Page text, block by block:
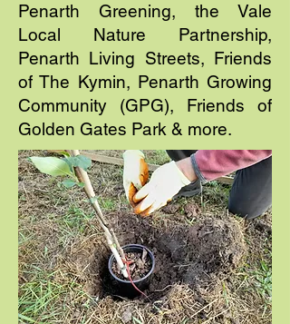
Penarth Greening, the Vale
Local Nature Partnership,
Penarth Living Streets, Friends
of The Kymin, Penarth Growing
Community (GPG), Friends of
Golden Gates Park & more.